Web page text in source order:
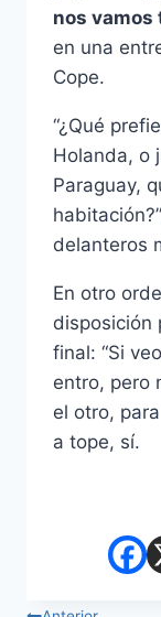
nos vamos
en una
Cope.
“¿Qué
Holanda, o
Paraguay,
delanteros
En otro
disposición
final: “Si
entro, pero
el otro,
a tope, sí.